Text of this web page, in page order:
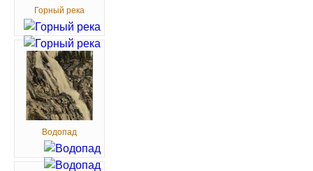
Горный река
Водопад